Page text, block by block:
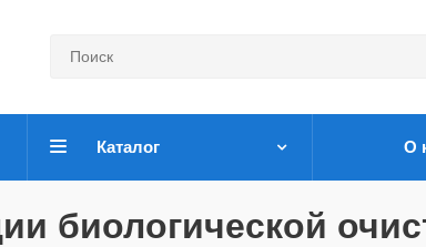
Каталог О
биологической